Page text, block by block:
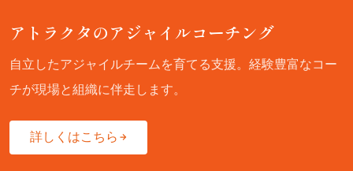
アトラクタのアジャイルコーチング
自立したアジャイルチームを育てる支援。経験豊富なコー
チが現場と組織に伴走します。
詳しくはこちら